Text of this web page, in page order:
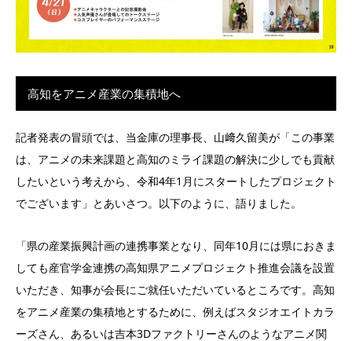
高知をアニメ産業の集積地へ
記者発表の冒頭では、当金庫の理事長、山﨑久留美が「この事業
は、アニメの未来課題と高知のミライ課題の解決に少しでも貢献
したいという考えから、令和4年1月にスタートしたプロジェクト
でございます」とあいさつ。以下のように、語りました。
「県の産業振興計画の連携事業となり、同年10月には県におきま
しても産官学金連携の高知県アニメプロジェクト推進会議を設置
いただき、知事が会長にご就任いただいているところです。高知
をアニメ産業の集積地とするために、例えばスタジオエイトカラ
ーズさん、あるいは吉本3Dファクトリーさんのようなアニメ関